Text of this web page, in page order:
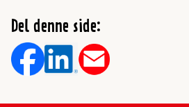
Del denne side: